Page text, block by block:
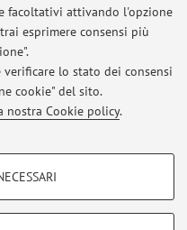
facoltativi attivando l'opzione
esprimere consensi più
lo stato dei consensi
cookie" del sito.
nostra Cookie policy.
course is clashing
attend instead. You
to the one you have
...
del sito.